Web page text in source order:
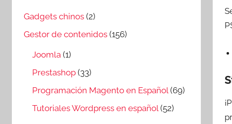
Gadgets chinos (2)
Gestor de contenidos (156)
Joomla (1)
Prestashop (33)
Programación Magento en Español (69)
Tutoriales Wordpress en español (52)